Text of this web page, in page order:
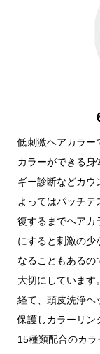
低刺激ヘアカラー
カラーができる身
ギー診断などカウ
よってはパッチテ
復するまでヘアカ
にすると刺激の少
なることもあるの
大切にしています
経て、頭皮洗浄ヘ
保護しカラーリン
15種類配合のカ